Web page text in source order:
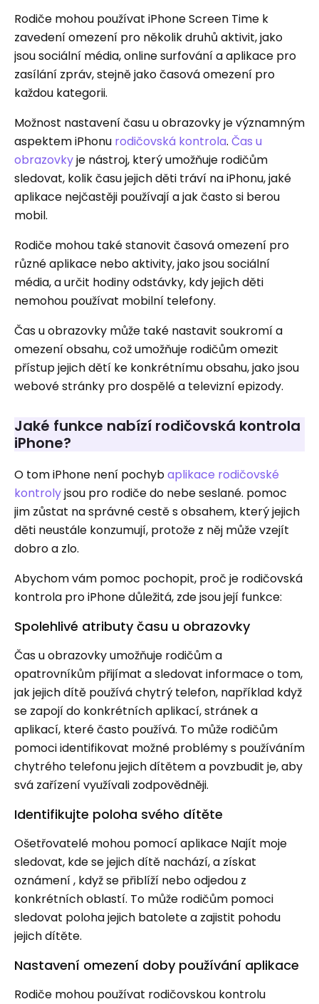
Rodiče mohou používat iPhone Screen Time k
zavedení omezení pro několik druhů aktivit, jako
jsou sociální média, online surfování a aplikace pro
zasílání zpráv, stejně jako časová omezení pro
každou kategorii.
Možnost nastavení času u obrazovky je významným
aspektem iPhonu rodičovská kontrola. Čas u
obrazovkyje nástroj, který umožňuje rodičům
sledovat, kolik času jejich děti tráví na iPhonu, jaké
aplikace nejčastěji používají a jak často si berou
mobil.
Rodiče mohou také stanovit časová omezení pro
různé aplikace nebo aktivity, jako jsou sociální
média, a určit hodiny odstávky, kdy jejich děti
nemohou používat mobilní telefony.
Čas u obrazovky může také nastavit soukromí a
omezení obsahu, což umožňuje rodičům omezit
přístup jejich dětí ke konkrétnímu obsahu, jako jsou
webové stránky pro dospělé a televizní epizody.
Jaké funkce nabízí rodičovská kontrola
iPhone?
O tom iPhone není pochybaplikace rodičovské
kontrolyjsou pro rodiče do nebe seslané. pomoc
jim zůstat na správné cestě s obsahem, který jejich
děti neustále konzumují, protože z něj může vzejít
dobro a zlo.
Abychom vám pomoc pochopit, proč je rodičovská
kontrola pro iPhone důležitá, zde jsou její funkce:
Spolehlivé atributy času u obrazovky
Čas u obrazovky umožňuje rodičům a
opatrovníkům přijímat a sledovat informace o tom,
jak jejich dítě používá chytrý telefon, například když
se zapojí do konkrétních aplikací, stránek a
aplikací, které často používá. To může rodičům
pomoci identifikovat možné problémy s používáním
chytrého telefonu jejich dítětem a povzbudit je, aby
svá zařízení využívali zodpovědněji.
Identifikujte poloha svého dítěte
Ošetřovatelé mohou pomocí aplikace Najít moje
sledovat, kde se jejich dítě nachází, a získat
oznámení , když se přiblíží nebo odjedou z
konkrétních oblastí. To může rodičům pomoci
sledovat poloha jejich batolete a zajistit pohodu
jejich dítěte.
Nastavení omezení doby používání aplikace
Rodiče mohou používat rodičovskou kontrolu